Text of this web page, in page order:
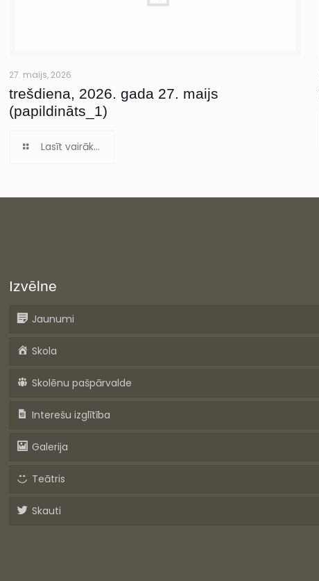
27. maijs, 2026
trešdiena, 2026. gada 27. maijs
(papildināts_1)
Lasīt vairāk...
Izvēlne
Jaunumi
Skola
Skolēnu pašpārvalde
Interešu izglītība
Galerija
Teātris
Skauti